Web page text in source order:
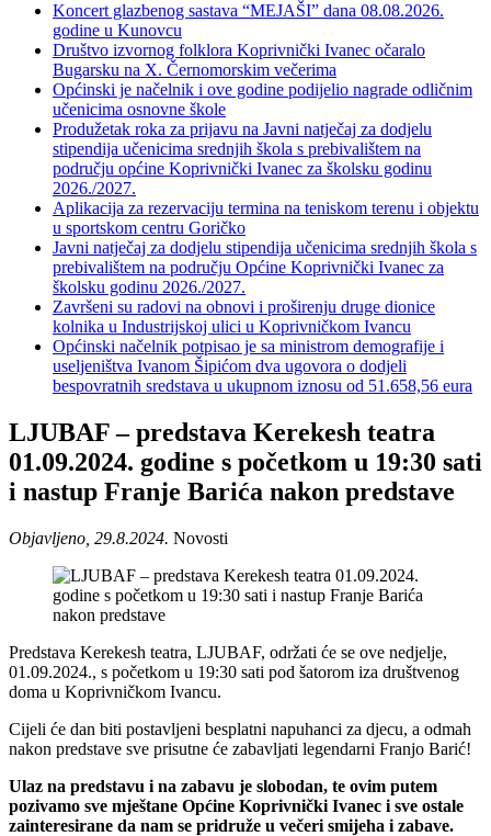
Koncert glazbenog sastava “MEJAŠI” dana 08.08.2026.
godine u Kunovcu
Društvo izvornog folklora Koprivnički Ivanec očaralo
Bugarsku na X. Černomorskim večerima
Općinski je načelnik i ove godine podijelio nagrade odličnim
učenicima osnovne škole
Produžetak roka za prijavu na Javni natječaj za dodjelu
stipendija učenicima srednjih škola s prebivalištem na
području općine Koprivnički Ivanec za školsku godinu
2026./2027.
Aplikacija za rezervaciju termina na teniskom terenu i objektu
u sportskom centru Goričko
Javni natječaj za dodjelu stipendija učenicima srednjih škola s
prebivalištem na području Općine Koprivnički Ivanec za
školsku godinu 2026./2027.
Završeni su radovi na obnovi i proširenju druge dionice
kolnika u Industrijskoj ulici u Koprivničkom Ivancu
Općinski načelnik potpisao je sa ministrom demografije i
useljeništva Ivanom Šipićom dva ugovora o dodjeli
bespovratnih sredstava u ukupnom iznosu od 51.658,56 eura
LJUBAF – predstava Kerekesh teatra
01.09.2024. godine s početkom u 19:30 sati
i nastup Franje Barića nakon predstave
Objavljeno, 29.8.2024. Novosti
Predstava Kerekesh teatra, LJUBAF, održati će se ove nedjelje,
01.09.2024., s početkom u 19:30 sati pod šatorom iza društvenog
doma u Koprivničkom Ivancu.
Cijeli će dan biti postavljeni besplatni napuhanci za djecu, a odmah
nakon predstave sve prisutne će zabavljati legendarni Franjo Barić!
Ulaz na predstavu i na zabavu je slobodan, te ovim putem
pozivamo sve mještane Općine Koprivnički Ivanec i sve ostale
zainteresirane da nam se pridruže u večeri smijeha i zabave.